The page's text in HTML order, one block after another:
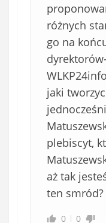
różnych
go na
jaki
plebiscyt,
aż tak
ten smród?
0 0